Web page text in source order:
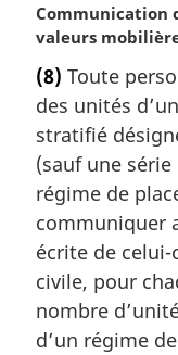
N
o
e
m
a
r
g
i
n
a
l
:
Communication
valeurs
(8) Toute
des unités
stratifié
(sauf une
régime de
communiquer
écrite de celui-
civile, pour
nombre
d’un régime